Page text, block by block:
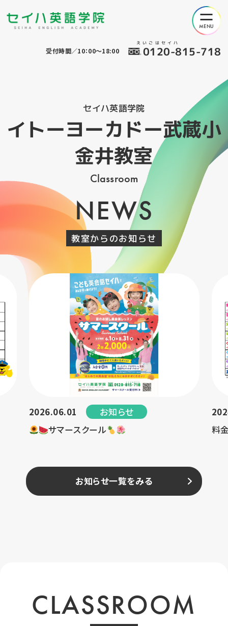
えいごはセイハ
0120-815-718
受付時間／10：00～18:00
セイハ英語学院
イトーヨーカドー武蔵小
金井教室
Classroom
NEWS
教室からのお知らせ
2026.06.01
お知らせ
サマースクール
料
お知らせ一覧をみる
CLASSROOM